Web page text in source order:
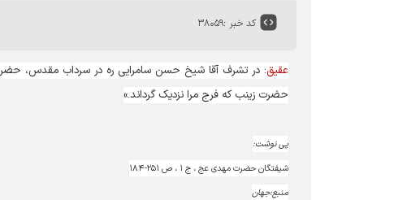
کد خبر :۳۸۰۵۹
عقیق: در تشرف آقا شیخ حسن سامرایی ره در سرداب مقدس،
حضرت زینب که فرج مرا نزدیک گرداند.»
پی نوشت:
شیفتگان حضرت مهدی عج ، ج ۱ ، ص ۲۵۱-۱۸۴
منبع:جهان